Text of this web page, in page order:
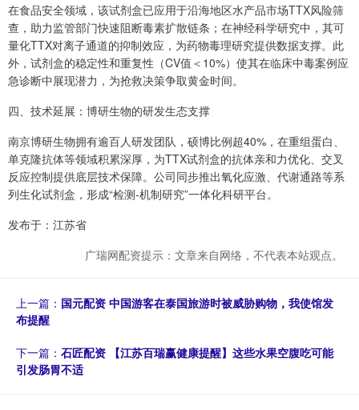
在食品安全领域，该试剂盒已应用于沿海地区水产品市场TTX风险筛
查，助力监管部门快速阻断毒素扩散链条；在神经科学研究中，其可
量化TTX对离子通道的抑制效应，为药物毒理研究提供数据支撑。此
外，试剂盒的稳定性和重复性（CV值＜10%）使其在临床中毒案例应
急诊断中展现潜力，为抢救决策争取黄金时间。
四、技术延展：博研生物的研发生态支撑
南京博研生物拥有逾百人研发团队，硕博比例超40%，在重组蛋白、
单克隆抗体等领域积累深厚，为TTX试剂盒的抗体亲和力优化、交叉
反应控制提供底层技术保障。公司同步推出氧化应激、代谢通路等系
列生化试剂盒，形成“检测-机制研究”一体化科研平台。
发布于：江苏省
广瑞网配资提示：文章来自网络，不代表本站观点。
上一篇： 国元配资 中国游客在泰国旅游时被威胁购物，我使馆发
布提醒
下一篇： 石匠配资 【江苏百瑞赢健康提醒】这些水果空腹吃可能
引发肠胃不适